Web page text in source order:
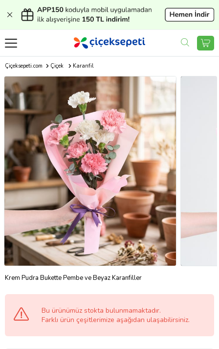
Çiçeksepeti.com Çiçek Karanfil
Krem Pudra Bukette Pembe ve Beyaz Karanfiller
Bu ürünümüz stokta bulunmamaktadır.
Farklı ürün çeşitlerimize aşağıdan ulaşabilirsiniz.